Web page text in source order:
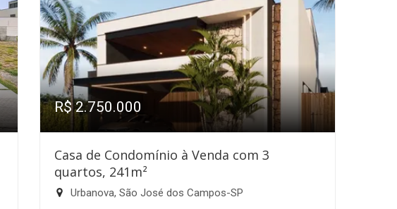
R$ 2.750.000
Casa de Condomínio à Venda com 3
quartos, 241m²
Urbanova, São José dos Campos-SP